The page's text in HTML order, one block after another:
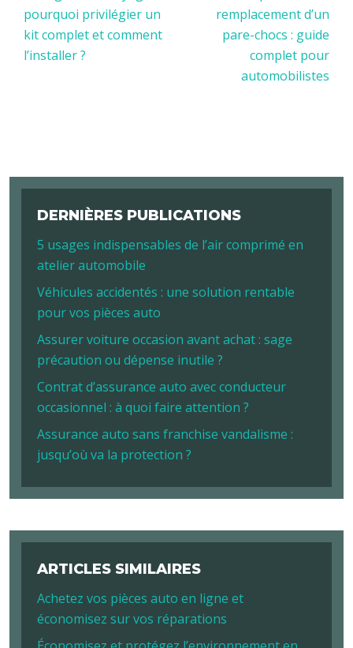
pourquoi privilégier un
kit complet et comment
l’installer ?
remplacement d’un
pare-chocs : guide
complet pour
automobilistes
DERNIÈRES PUBLICATIONS
5 usages indispensables de l’air comprimé en
atelier automobile
Véhicules accidentés : une solution rentable
pour vos pièces auto
Assurer voiture occasion avant achat : sage
précaution ou dépense inutile ?
Contrat d’assurance auto avec conducteur
occasionnel : à quoi faire attention ?
Assurance auto sans franchise vandalisme :
jusqu’où va la protection ?
ARTICLES SIMILAIRES
Achetez vos pièces auto en ligne et
économisez sur vos réparations